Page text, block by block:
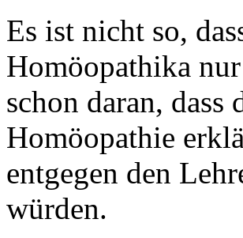
Es ist nicht so,
Homöopathika
schon daran, dass
Homöopathie
entgegen den
würden.